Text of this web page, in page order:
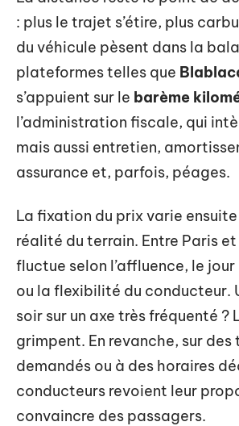
: plus le trajet s’étire, plus
du véhicule pèsent dans la
plateformes telles que
s’appuient sur le barème
l’administration fiscale, qui
mais aussi entretien,
assurance et, parfois, péages.
La fixation du prix varie
réalité du terrain. Entre Paris
fluctue selon l’affluence, le
ou la flexibilité du conducteur.
soir sur un axe très fréquenté ?
grimpent. En revanche, sur des
demandés ou à des horaires
conducteurs revoient leur
convaincre des passagers.